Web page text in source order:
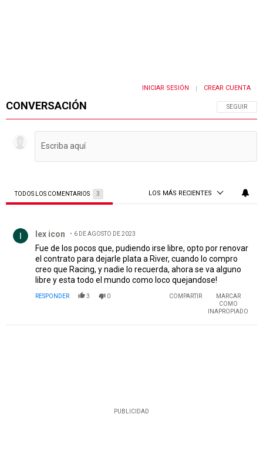
CONVERSACIÓN SIGA ESTA
SEGUIR
INICIAR SESIÓN CREAR CUENTA
TODOS LOS COMENTARIOS 3 LOS MÁS RECIENTES
lex icon 6 DE AGOSTO DE 2023
Fue de los pocos que, pudiendo irse libre, opto por renovar
el contrato para dejarle plata a River, cuando lo compro
creo que Racing, y nadie lo recuerda, ahora se va alguno
libre y esta todo el mundo como loco quejandose!
RESPONDER 3 0 COMPARTIR
MARCAR
COMO
INAPROPIADO
PUBLICIDAD